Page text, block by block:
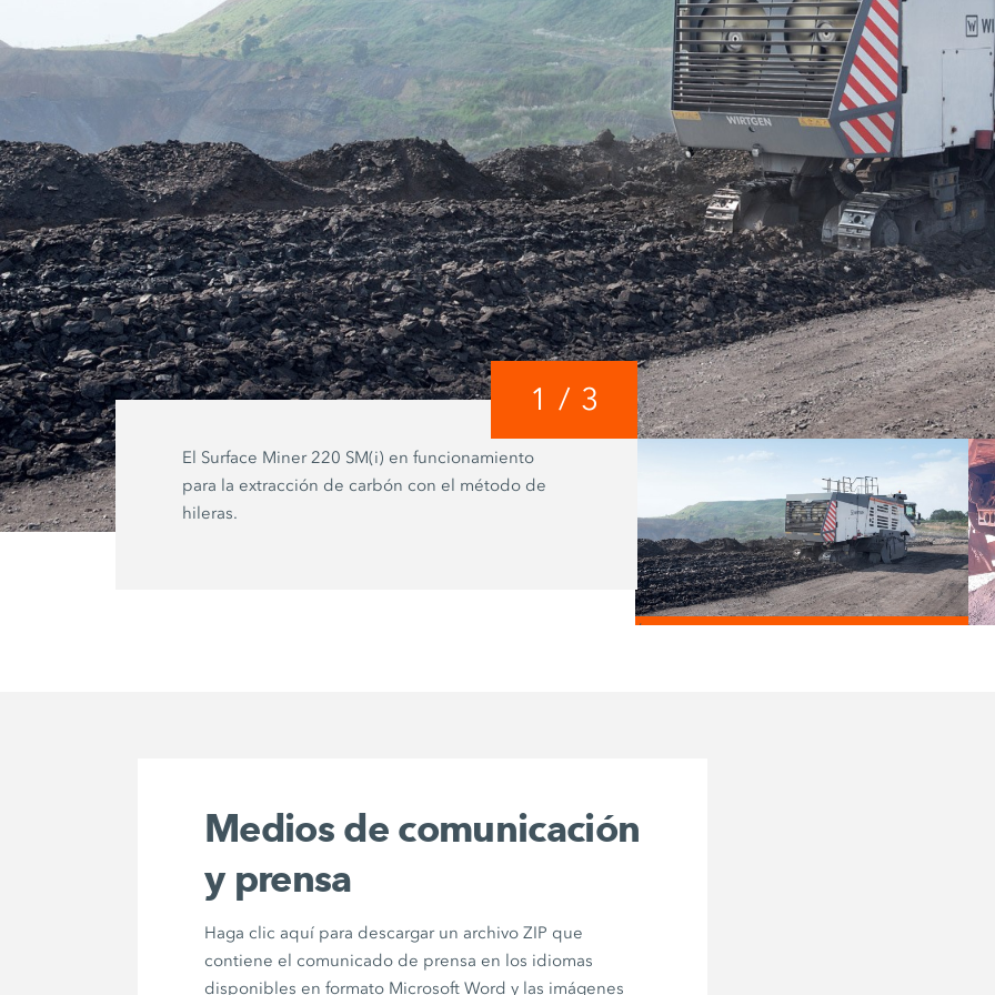
1 / 3
El Surface Miner 220 SM(i) en funcionamiento
para la extracción de carbón con el método de
hileras.
El núcleo del Vario Impact Sizer es
rebotamiento dividida montada
la carcasa del tambor de corte.
/
Medios de comunicación
y prensa
Haga clic aquí para descargar un archivo ZIP que
contiene el comunicado de prensa en los idiomas
disponibles en formato Microsoft Word y las imágenes